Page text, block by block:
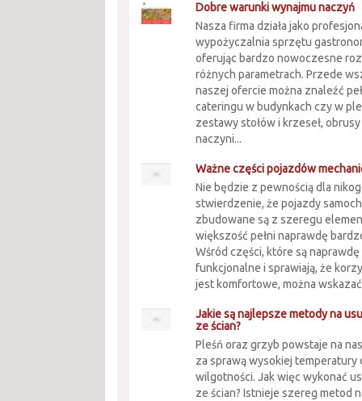
Dobre warunki wynajmu naczyń
Nasza firma działa jako
wypożyczalnia sprzętu
oferując bardzo nowoczesne
różnych parametrach. Przede
naszej ofercie można znaleźć
cateringu w budynkach czy w
zestawy stołów i krzeseł,
naczyni...
Ważne części pojazdów
Nie będzie z pewnością dla
stwierdzenie, że pojazdy
zbudowane są z szeregu
większość pełni naprawdę
Wśród części, które są
funkcjonalne i sprawiają, że
jest komfortowe, można wskazać
Jakie są najlepsze metody na
ze ścian?
Pleśń oraz grzyb powstaje na
za sprawą wysokiej temperatury
wilgotności. Jak więc wykonać
ze ścian? Istnieje szereg metod